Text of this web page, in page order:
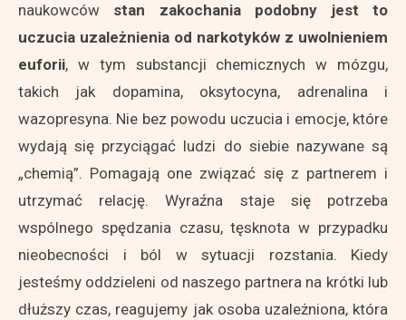
naukowców stan zakochania podobny jest to
uczucia uzależnienia od narkotyków z uwolnieniem
euforii, w tym substancji chemicznych w mózgu,
takich jak dopamina, oksytocyna, adrenalina i
wazopresyna. Nie bez powodu uczucia i emocje, które
wydają się przyciągać ludzi do siebie nazywane są
„chemią”. Pomagają one związać się z partnerem i
utrzymać relację. Wyraźna staje się potrzeba
wspólnego spędzania czasu, tęsknota w przypadku
nieobecności i ból w sytuacji rozstania. Kiedy
jesteśmy oddzieleni od naszego partnera na krótki lub
dłuższy czas, reagujemy jak osoba uzależniona, która